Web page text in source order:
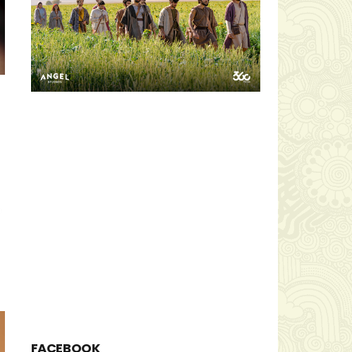
FACEBOOK